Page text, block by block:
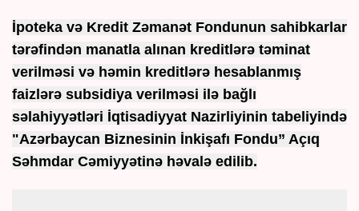
İpoteka və Kredit Zəmanət Fondunun sahibkarlar
tərəfindən manatla alınan kreditlərə təminat
verilməsi və həmin kreditlərə hesablanmış
faizlərə subsidiya verilməsi ilə bağlı
səlahiyyətləri İqtisadiyyat Nazirliyinin tabeliyində
"Azərbaycan Biznesinin İnkişafı Fondu” Açıq
Səhmdar Cəmiyyətinə həvalə edilib.